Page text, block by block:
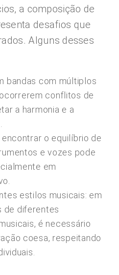
a composição de
desafios que
Alguns desses
bandas com múltiplos
conflitos de
a harmonia e a
o equilíbrio de
e vozes pode
em
estilos musicais: em
de diferentes
é necessário
coesa, respeitando